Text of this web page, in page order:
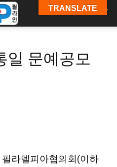
일 문예공모
라델피아협의회(이하
TRANSLATE